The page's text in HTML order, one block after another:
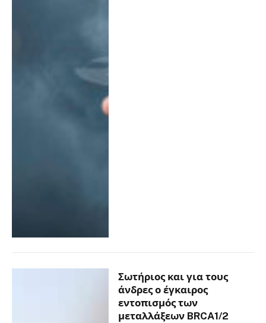
Σωτήριος και για τους
άνδρες ο έγκαιρος
εντοπισμός των
μεταλλάξεων BRCA1/2